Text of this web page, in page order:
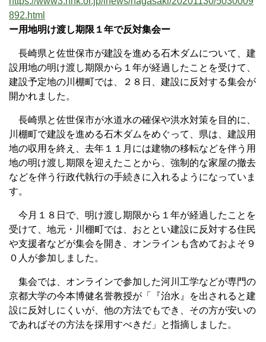
892.html
ー用地明け渡し期限１年で反対集会ー
長崎県と佐世保市が建設を進める石木ダムについて、建
設用地の明け渡し期限から１年が経過したことを受けて、
建設予定地の川棚町では、２８日、建設に反対する集会が
開かれました。
長崎県と佐世保市が水道水の確保や洪水対策を目的に、
川棚町で建設を進める石木ダムをめぐって、県は、建設用
地の収用を終え、去年１１月には建物の移転などを伴う用
地の明け渡し期限を迎えたことから、強制的な家屋の撤去
などを伴う行政代執行の手続きに入れるようになっていま
す。
今月１８日で、明け渡し期限から１年が経過したことを
受けて、地元・川棚町では、おととい建設に反対する住民
や支援者などが集会を開き、オンラインも含めておよそ９
０人が参加しました。
集会では、オンラインで参加した河川工学などが専門の
京都大学の今本博健名誉教授が「『治水』を出されると建
設に反対しにくいが、他の方法でもでき、その方が安いの
であればその方法を採用すべきだ」と指摘しました。